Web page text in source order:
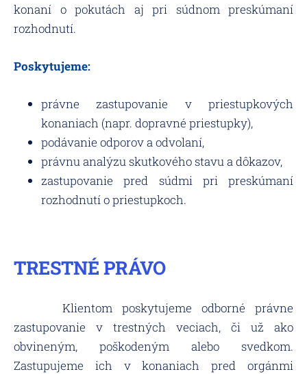
konaní o pokutách aj pri súdnom preskúmaní
rozhodnutí.
Poskytujeme:
právne zastupovanie v priestupkových
konaniach (napr. dopravné priestupky),
podávanie odporov a odvolaní,
právnu analýzu skutkového stavu a dôkazov,
zastupovanie pred súdmi pri preskúmaní
rozhodnutí o priestupkoch.
TRESTNÉ PRÁVO
Klientom poskytujeme odborné právne
zastupovanie v trestných veciach, či už ako
obvineným, poškodeným alebo svedkom.
Zastupujeme ich v konaniach pred orgánmi